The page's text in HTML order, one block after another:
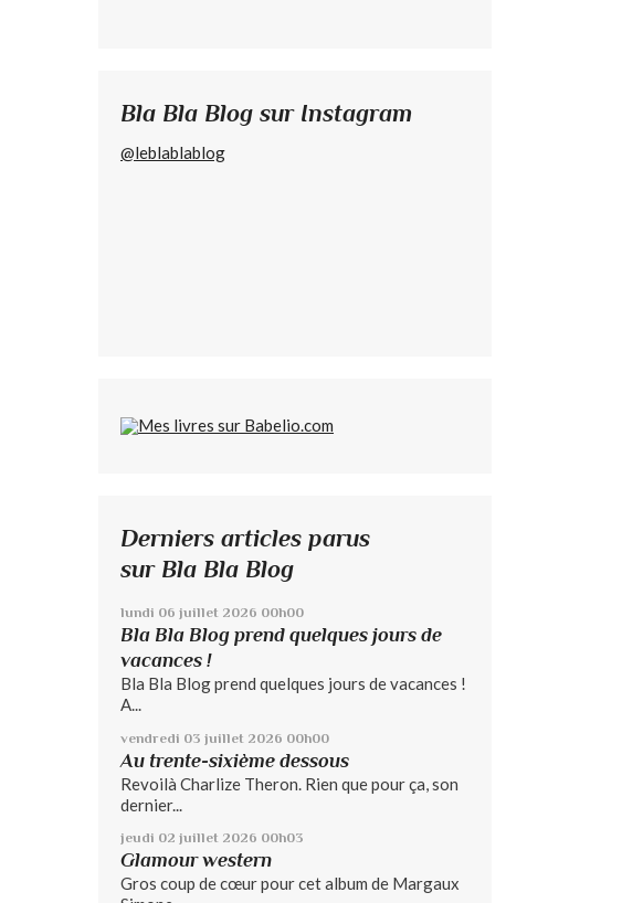
Bla Bla Blog sur Instagram
@leblablablog
Derniers articles parus
sur Bla Bla Blog
lundi 06 juillet 2026 00h00
Bla Bla Blog prend quelques jours de
vacances !
Bla Bla Blog prend quelques jours de vacances !
A...
vendredi 03 juillet 2026 00h00
Au trente-sixième dessous
Revoilà Charlize Theron. Rien que pour ça, son
dernier...
jeudi 02 juillet 2026 00h03
Glamour western
Gros coup de cœur pour cet album de Margaux